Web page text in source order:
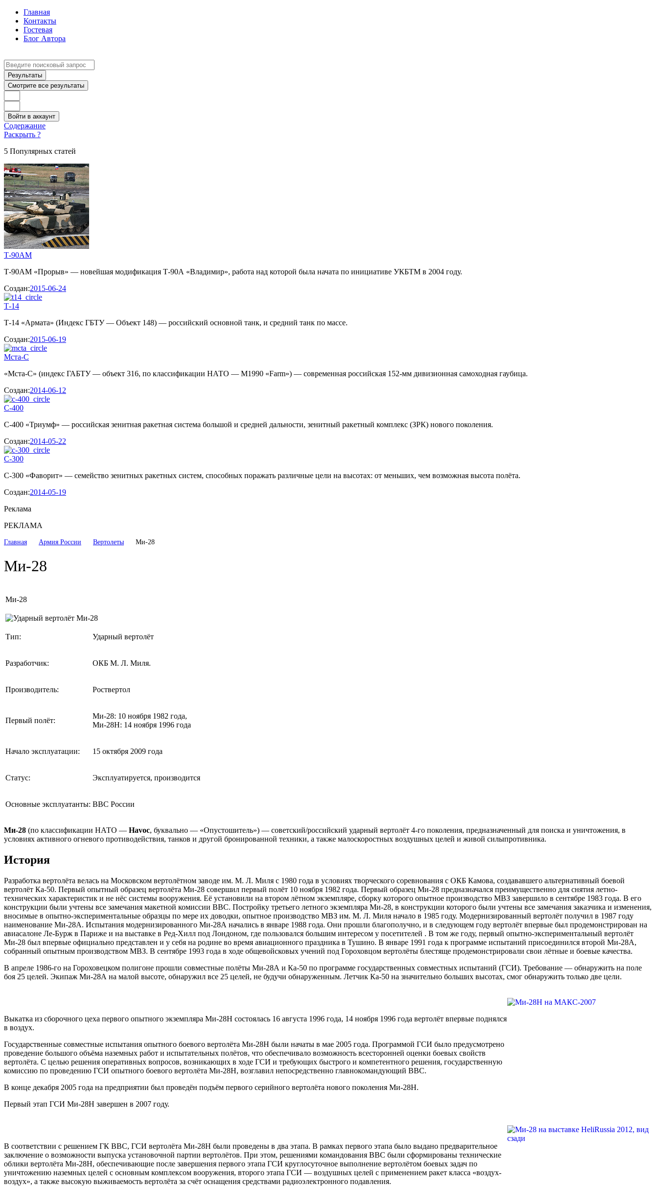
Главная
Контакты
Гостевая
Блог Автора
Search
...Результаты
Смотрите все результаты
Войти в аккаунт
Содержание
Раскрыть ?
5 Популярных статей
Т-90АМ
Т-90АМ «Прорыв» — новейшая модификация Т-90А «Владимир», работа над которой была начата по инициативе УКБТМ в 2004 году.
Создан:2015-06-24
Т-14
Т-14 «Армата» (Индекс ГБТУ — Объект 148) — российский основной танк, и средний танк по массе.
Создан:2015-06-19
Мста-С
«Мста-С» (индекс ГАБТУ — объект 316, по классификации НАТО — M1990 «Farm») — современная российская 152-мм дивизионная самоходная гаубица.
Создан:2014-06-12
С-400
С-400 «Триумф» — российская зенитная ракетная система большой и средней дальности, зенитный ракетный комплекс (ЗРК) нового поколения.
Создан:2014-05-22
С-300
С-300 «Фаворит» — семейство зенитных ракетных систем, способных поражать различные цели на высотах: от меньших, чем возможная высота полёта.
Создан:2014-05-19
Реклама
РЕКЛАМА
Главная Армия России Вертолеты Ми-28
Ми-28
Ми-28
Тип: Ударный вертолёт
Разработчик: ОКБ М. Л. Миля.
Производитель: Роствертол
Первый полёт:
Ми-28: 10 ноября 1982 года,
Ми-28Н: 14 ноября 1996 года
Начало эксплуатации: 15 октября 2009 года
Статус: Эксплуатируется, производится
Основные эксплуатанты: ВВС России
Ми-28 (по классификации НАТО — Havoc, буквально — «Опустошитель») — советский/российский ударный вертолёт 4-го поколения, предназначенный для поиска и уничтожения, в
условиях активного огневого противодействия, танков и другой бронированной техники, а также малоскоростных воздушных целей и живой силыпротивника.
История
Разработка вертолёта велась на Московском вертолётном заводе им. М. Л. Миля с 1980 года в условиях творческого соревнования с ОКБ Камова, создававшего альтернативный боевой
вертолёт Ка-50. Первый опытный образец вертолёта Ми-28 совершил первый полёт 10 ноября 1982 года. Первый образец Ми-28 предназначался преимущественно для снятия летно-
технических характеристик и не нёс системы вооружения. Её установили на втором лётном экземпляре, сборку которого опытное производство МВЗ завершило в сентябре 1983 года. В его
конструкции были учтены все замечания макетной комиссии ВВС. Постройку третьего летного экземпляра Ми-28, в конструкции которого были учтены все замечания заказчика и изменения,
вносимые в опытно-экспериментальные образцы по мере их доводки, опытное производство МВЗ им. М. Л. Миля начало в 1985 году. Модернизированный вертолёт получил в 1987 году
наименование Ми-28А. Испытания модернизированного Ми-28А начались в январе 1988 года. Они прошли благополучно, и в следующем году вертолёт впервые был продемонстрирован на
авиасалоне Ле-Бурж в Париже и на выставке в Ред-Хилл под Лондоном, где пользовался большим интересом у посетителей . В том же году, первый опытно-экспериментальный вертолёт
Ми-28 был впервые официально представлен и у себя на родине во время авиационного праздника в Тушино. В январе 1991 года к программе испытаний присоединился второй Ми-28А,
собранный опытным производством МВЗ. В сентябре 1993 года в ходе общевойсковых учений под Гороховцом вертолёты блестяще продемонстрировали свои лётные и боевые качества.
В апреле 1986-го на Гороховецком полигоне прошли совместные полёты Ми-28А и Ка-50 по программе государственных совместных испытаний (ГСИ). Требование — обнаружить на поле
боя 25 целей. Экипаж Ми-28А на малой высоте, обнаружил все 25 целей, не будучи обнаруженным. Летчик Ка-50 на значительно больших высотах, смог обнаружить только две цели.
Выкатка из сборочного цеха первого опытного экземпляра Ми-28Н состоялась 16 августа 1996 года, 14 ноября 1996 года вертолёт впервые поднялся
в воздух.
Государственные совместные испытания опытного боевого вертолёта Ми-28Н были начаты в мае 2005 года. Программой ГСИ было предусмотрено
проведение большого объёма наземных работ и испытательных полётов, что обеспечивало возможность всесторонней оценки боевых свойств
вертолёта. С целью решения оперативных вопросов, возникающих в ходе ГСИ и требующих быстрого и компетентного решения, государственную
комиссию по проведению ГСИ опытного боевого вертолёта Ми-28Н, возглавил непосредственно главнокомандующий ВВС.
В конце декабря 2005 года на предприятии был проведён подъём первого серийного вертолёта нового поколения Ми-28Н.
Первый этап ГСИ Ми-28Н завершен в 2007 году.
В соответствии с решением ГК ВВС, ГСИ вертолёта Ми-28Н были проведены в два этапа. В рамках первого этапа было выдано предварительное
заключение о возможности выпуска установочной партии вертолётов. При этом, решениями командования ВВС были сформированы технические
облики вертолёта Ми-28Н, обеспечивающие после завершения первого этапа ГСИ круглосуточное выполнение вертолётом боевых задач по
уничтожению наземных целей с основным комплексом вооружения, второго этапа ГСИ — воздушных целей с применением ракет класса «воздух-
воздух», а также высокую выживаемость вертолёта за счёт оснащения средствами радиоэлектронного подавления.